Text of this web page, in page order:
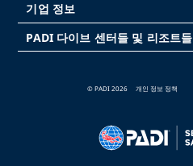
기업 정보
PADI 다이브 센터들 및 리조트들
© PADI 2026 개인 정보 정책